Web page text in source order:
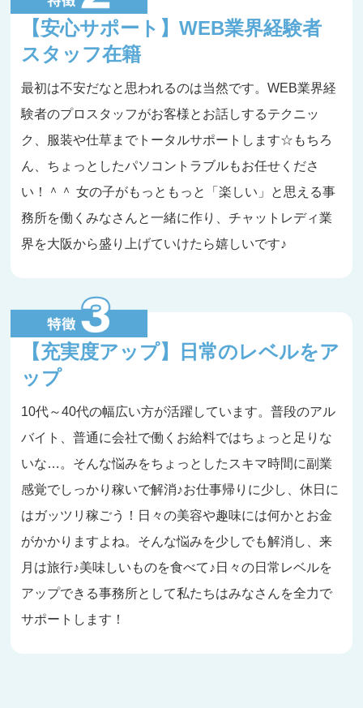
【安心サポート】WEB業界経験者
スタッフ在籍
最初は不安だなと思われるのは当然です。WEB業界経
験者のプロスタッフがお客様とお話しするテクニッ
ク、服装や仕草までトータルサポートします☆もちろ
ん、ちょっとしたパソコントラブルもお任せくださ
い！＾＾ 女の子がもっともっと「楽しい」と思える事
務所を働くみなさんと一緒に作り、チャットレディ業
界を大阪から盛り上げていけたら嬉しいです♪
【充実度アップ】日常のレベルをア
ップ
10代～40代の幅広い方が活躍しています。普段のアル
バイト、普通に会社で働くお給料ではちょっと足りな
いな…。そんな悩みをちょっとしたスキマ時間に副業
感覚でしっかり稼いで解消♪お仕事帰りに少し、休日に
はガッツリ稼ごう！日々の美容や趣味には何かとお金
がかかりますよね。そんな悩みを少しでも解消し、来
月は旅行♪美味しいものを食べて♪日々の日常レベルを
アップできる事務所として私たちはみなさんを全力で
サポートします！